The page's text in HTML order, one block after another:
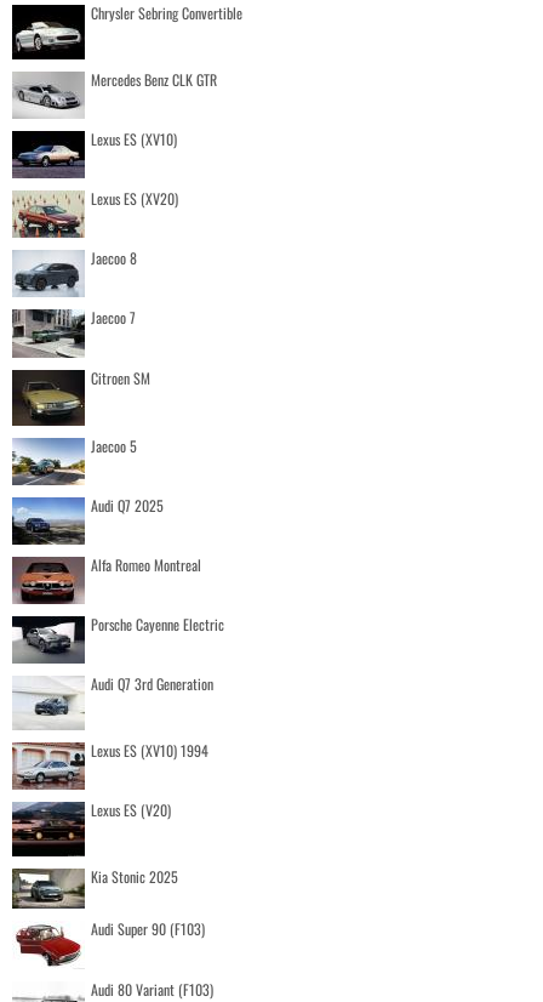
Chrysler Sebring Convertible
Mercedes Benz CLK GTR
Lexus ES (XV10)
Lexus ES (XV20)
Jaecoo 8
Jaecoo 7
Citroen SM
Jaecoo 5
Audi Q7 2025
Alfa Romeo Montreal
Porsche Cayenne Electric
Audi Q7 3rd Generation
Lexus ES (XV10) 1994
Lexus ES (V20)
Kia Stonic 2025
Audi Super 90 (F103)
Audi 80 Variant (F103)